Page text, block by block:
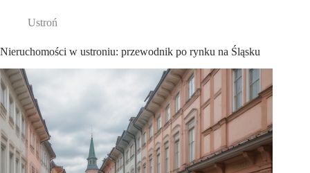
Ustroń
Nieruchomości w ustroniu: przewodnik po rynku na Śląsku